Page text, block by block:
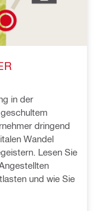
in der
dringend
Wandel
Lesen Sie
und wie Sie